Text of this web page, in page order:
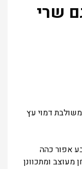
שרי
משולבת דמוי עץ
אפור כהה
מעוצב ומתכוונן